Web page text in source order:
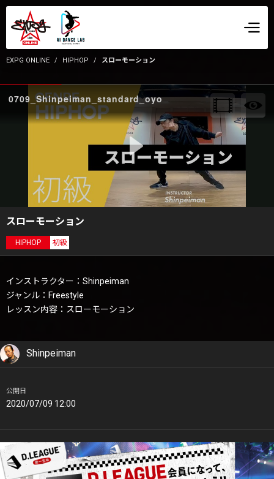
EXPG ONLINE HIPHOP スローモーション
0709_Shinpeiman_standard_oyo
スローモーション
HIPHOP 初級
インストラクター：Shinpeiman
ジャンル：Freestyle
レッスン内容：スローモーション
Shinpeiman
公開日
2020/07/09 12:00